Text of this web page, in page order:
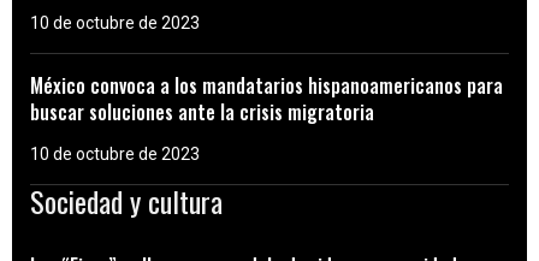
10 de octubre de 2023
México convoca a los mandatarios hispanoamericanos para
buscar soluciones ante la crisis migratoria
10 de octubre de 2023
Sociedad y cultura